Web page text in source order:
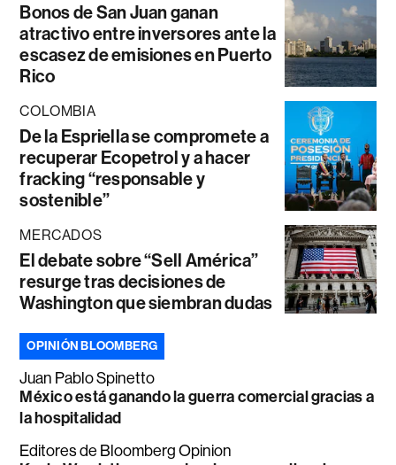
Bonos de San Juan ganan
atractivo entre inversores ante la
escasez de emisiones en Puerto
Rico
COLOMBIA
De la Espriella se compromete a
recuperar Ecopetrol y a hacer
fracking “responsable y
sostenible”
MERCADOS
El debate sobre “Sell América”
resurge tras decisiones de
Washington que siembran dudas
OPINIÓN BLOOMBERG
Juan Pablo Spinetto
México está ganando la guerra comercial gracias a
la hospitalidad
Editores de Bloomberg Opinion